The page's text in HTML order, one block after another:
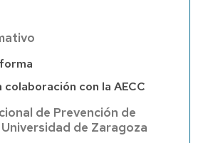
con la AECC
de Prevención de
de Zaragoza